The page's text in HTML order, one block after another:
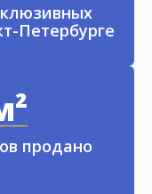
Петербурге
продано